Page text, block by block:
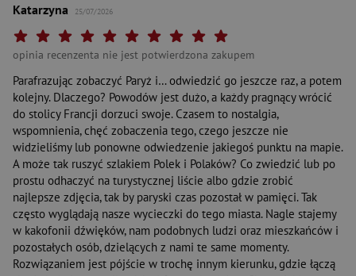
Katarzyna 25/07/2026
Twoja ocena: Arcydzieło
Twoja ocena: Wybitna 9/10"
Twoja ocena: Rewelacyjna 8/10"
Twoja ocena: Bardzo dobra 7/10"
Twoja ocena: Dobra 6/10"
Twoja ocena: Przeciętna 5/10"
Twoja ocena: Może być 4/10"
Twoja ocena: Słaba 3/10"
Twoja ocena: Bardzo słaba 2/10"
Twoja ocena: Beznadziejna 1/10"
opinia recenzenta nie jest potwierdzona zakupem
Parafrazując zobaczyć Paryż i… odwiedzić go jeszcze raz, a potem
kolejny. Dlaczego? Powodów jest dużo, a każdy pragnący wrócić
do stolicy Francji dorzuci swoje. Czasem to nostalgia,
wspomnienia, chęć zobaczenia tego, czego jeszcze nie
widzieliśmy lub ponowne odwiedzenie jakiegoś punktu na mapie.
A może tak ruszyć szlakiem Polek i Polaków? Co zwiedzić lub po
prostu odhaczyć na turystycznej liście albo gdzie zrobić
najlepsze zdjęcia, tak by paryski czas pozostał w pamięci. Tak
często wyglądają nasze wycieczki do tego miasta. Nagle stajemy
w kakofonii dźwięków, nam podobnych ludzi oraz mieszkańców i
pozostałych osób, dzielących z nami te same momenty.
Rozwiązaniem jest pójście w trochę innym kierunku, gdzie łączą